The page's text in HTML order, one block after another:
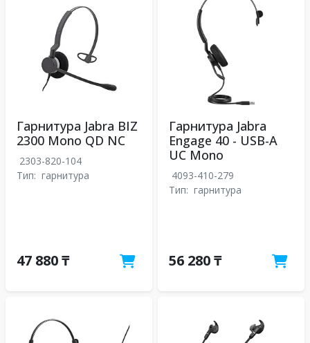
Гарнитура Jabra BIZ
2300 Mono QD NC
2303-820-104
Тип: гарнитура
47 880 ₸
Гарнитура Jabra
Engage 40 - USB-A
UC Mono
4093-410-279
Тип: гарнитура
56 280 ₸